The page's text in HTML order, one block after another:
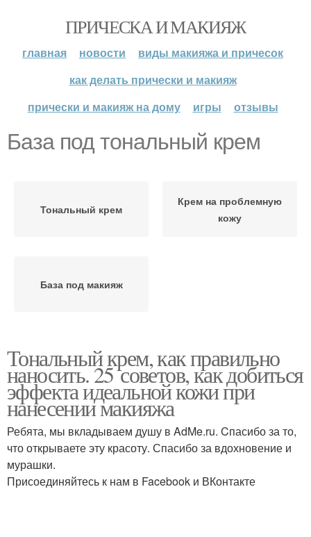
ПРИЧЕСКА И МАКИЯЖ
главная новости
виды макияжа и причесок
как делать прически и макияж
прически и макияж на дому
игры отзывы
База под тональный крем
Тональный крем
Крем на проблемную
кожу
База под макияж
Тональный крем, как правильно
наносить. 25 советов, как добиться
эффекта идеальной кожи при
нанесении макияжа
Ребята, мы вкладываем душу в AdMe.ru. Cпасибо за то,
что открываете эту красоту. Спасибо за вдохновение и
мурашки.
Присоединяйтесь к нам в Facebook и ВКонтакте